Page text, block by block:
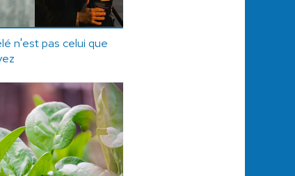
n'est pas celui que